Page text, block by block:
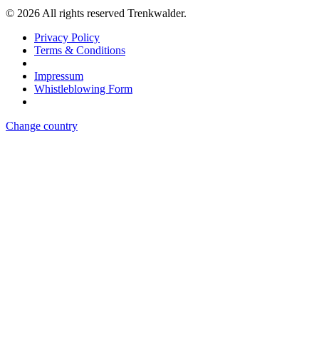
© 2026 All rights reserved Trenkwalder.
Privacy Policy
Terms & Conditions
Impressum
Whistleblowing Form
Change country